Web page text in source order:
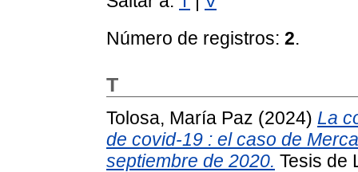
Número de registros: 2.
T
Tolosa, María Paz (2024) La
de covid-19 : el caso de
septiembre de 2020. Tesis de